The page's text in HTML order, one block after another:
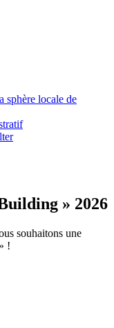
sphère locale de
» 2026
souhaitons une
!